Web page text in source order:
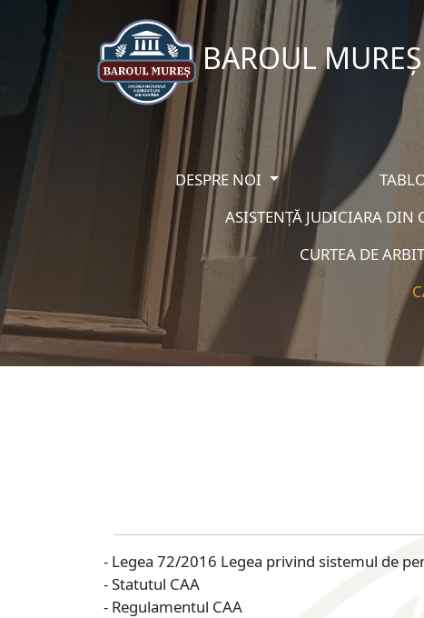
BAROUL MUREȘ
DESPRE NOI
ASISTENȚĂ JUDICIARA DIN
CURTEA DE
- Legea 72/2016 Legea privind sistemul de
- Statutul CAA
- Regulamentul CAA